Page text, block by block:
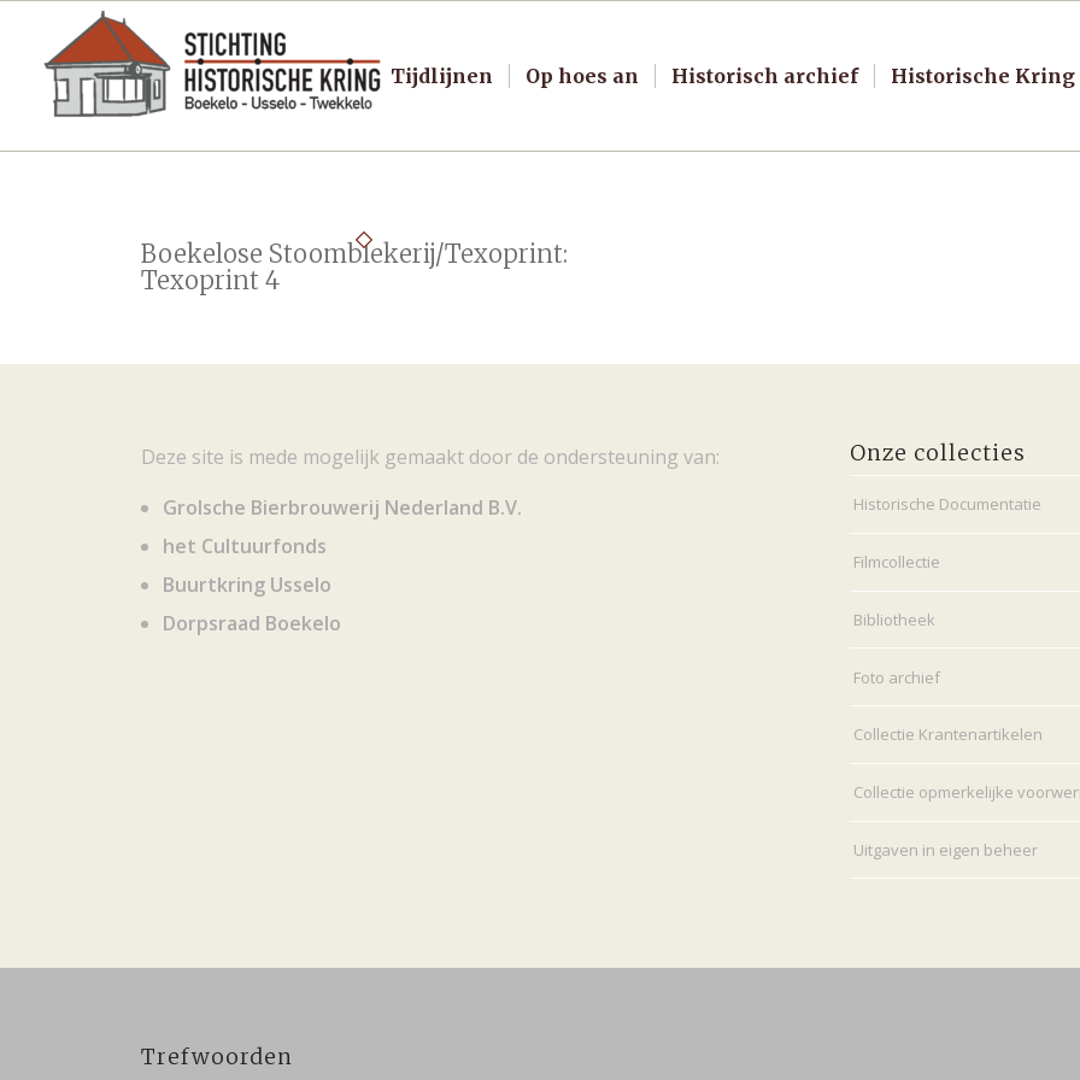
Tijdlijnen Op hoes an Historisch archief Historische Kring
Boekelose Stoomblekerij/Texoprint:
Texoprint 4
Deze site is mede mogelijk gemaakt door de ondersteuning van:
Grolsche Bierbrouwerij Nederland B.V.
het Cultuurfonds
Buurtkring Usselo
Dorpsraad Boekelo
Onze collecties
Historische Documentatie
Filmcollectie
Bibliotheek
Foto archief
Collectie Krantenartikelen
Collectie opmerkelijke
Uitgaven in eigen beheer
Trefwoorden